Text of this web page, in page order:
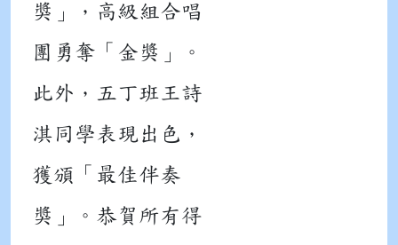
獎」，高級組合唱
團勇奪「金獎」。
此外，五丁班王詩
淇同學表現出色，
獲頒「最佳伴奏
獎」。恭賀所有得